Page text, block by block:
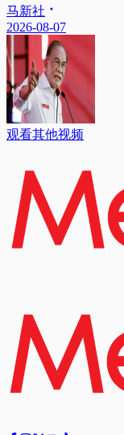
马新社
2026-08-07
观看其他视频